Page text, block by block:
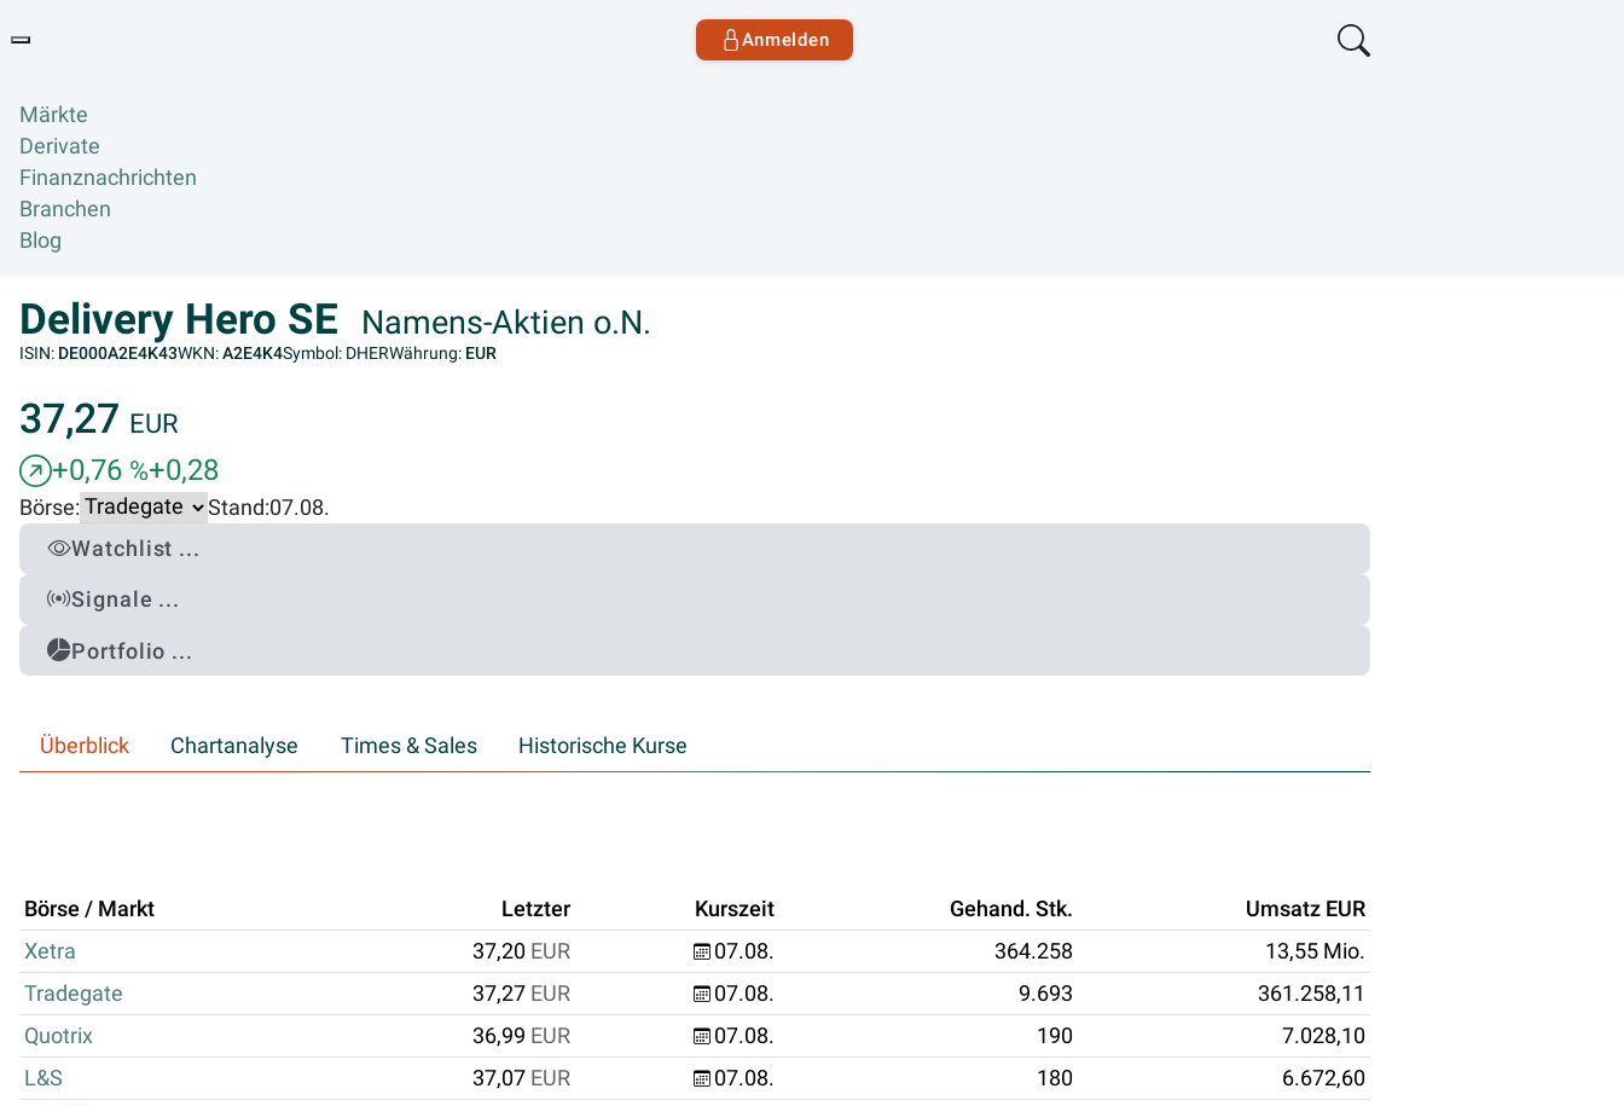
Anmelden
Märkte
Derivate
Finanznachrichten
Branchen
Blog
Delivery Hero SE Namens-Aktien o.N.
ISIN: DE000A2E4K43WKN:A2E4K4Symbol: DHERWährung: EUR
37,27 EUR
+0,76 %+0,28
Börse: Stand:07.08.
Watchlist ...
Signale ...
Portfolio ...
Überblick Chartanalyse Times & Sales Historische Kurse
Börse / Markt Letzter Kurszeit Gehand. Stk.
Umsatz EUR
Xetra
37,20 EUR 07.08. 364.258
13,55 Mio.
Tradegate
37,27 EUR 07.08. 9.693
361.258,11
Quotrix
36,99 EUR 07.08. 190
7.028,10
L&S
37,07 EUR 07.08. 180
6.672,60